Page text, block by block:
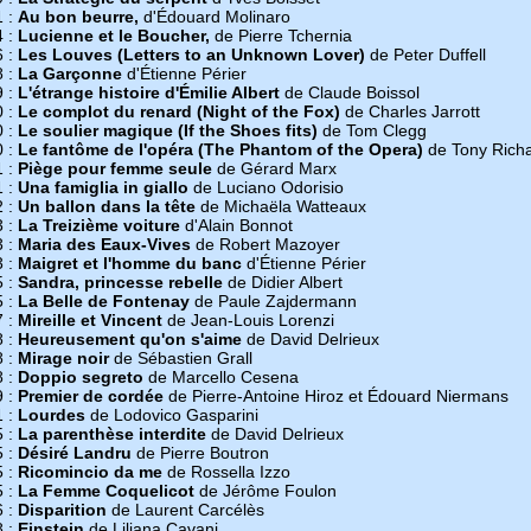
: Au bon beurre, d'Édouard Molinaro
: Lucienne et le Boucher, de Pierre Tchernia
: Les Louves (Letters to an Unknown Lover) de Peter Duffell
: La Garçonne d'Étienne Périer
: L'étrange histoire d'Émilie Albert de Claude Boissol
: Le complot du renard (Night of the Fox) de Charles Jarrott
: Le soulier magique (If the Shoes fits) de Tom Clegg
: Le fantôme de l'opéra (The Phantom of the Opera) de Tony
: Piège pour femme seule de Gérard Marx
: Una famiglia in giallo de Luciano Odorisio
: Un ballon dans la tête de Michaëla Watteaux
: La Treizième voiture d'Alain Bonnot
: Maria des Eaux-Vives de Robert Mazoyer
: Maigret et l'homme du banc d'Étienne Périer
: Sandra, princesse rebelle de Didier Albert
: La Belle de Fontenay de Paule Zajdermann
: Mireille et Vincent de Jean-Louis Lorenzi
: Heureusement qu'on s'aime de David Delrieux
: Mirage noirde Sébastien Grall
: Doppio segreto de Marcello Cesena
: Premier de cordée de Pierre-Antoine Hiroz et Édouard Niermans
: Lourdes de Lodovico Gasparini
: La parenthèse interdite de David Delrieux
: Désiré Landru de Pierre Boutron
: Ricomincio da me de Rossella Izzo
: La Femme Coquelicot de Jérôme Foulon
: Disparition de Laurent Carcélès